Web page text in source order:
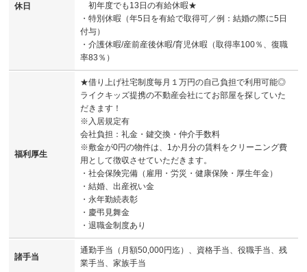
休日
初年度でも13日の有給休暇★
・特別休暇（年5日を有給で取得可／例：結婚の際に5日
付与）
・介護休暇/産前産後休暇/育児休暇（取得率100％、復職
率83％）
福利厚生
★借り上げ社宅制度毎月１万円の自己負担で利用可能◎
ライクキッズ提携の不動産会社にてお部屋を探していた
だきます！
※入居規定有
会社負担：礼金・鍵交換・仲介手数料
※敷金が0円の物件は、1か月分の賃料をクリーニング費
用として徴収させていただきます。
・社会保険完備（雇用・労災・健康保険・厚生年金）
・結婚、出産祝い金
・永年勤続表彰
・慶弔見舞金
・退職金制度あり
諸手当
通勤手当（月額50,000円迄）、資格手当、役職手当、残
業手当、家族手当